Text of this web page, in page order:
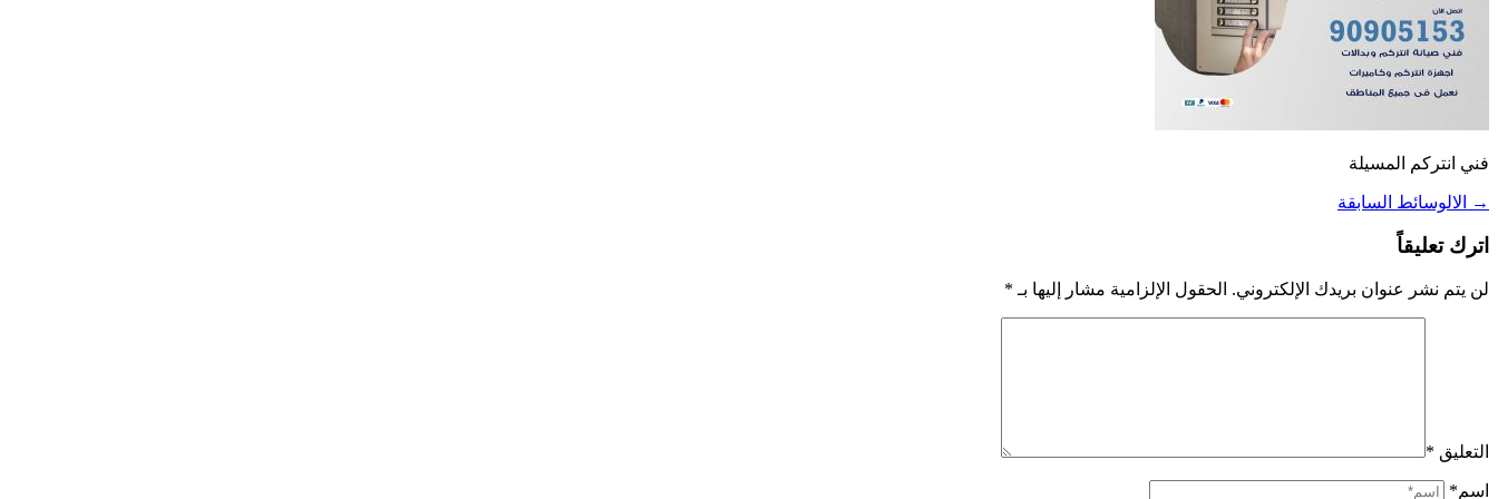
فني انتركم المسيلة
→ الالوسائط السابقة
اترك تعليقاً
لن يتم نشر عنوان بريدك الإلكتروني. الحقول الإلزامية مشار إليها بـ *
التعليق *
اسم*